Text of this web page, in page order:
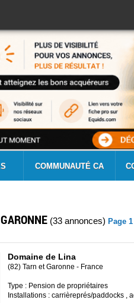
COMMUNAUTÉ CA
(33 annonces) Page
Domaine de Lina
(82) Tarn et Garonne - France
Type : Pension de propriétaires
Installations : carrièreprés/paddocks ,